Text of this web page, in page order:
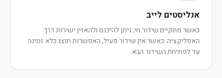
אנליסטים לייב
כאשר מתקיים שידור חי, ניתן להיכנס ולהאזין ישירות דרך
האפליקציה. כאשר אין שידור פעיל, האפשרות תוצג כלא זמינה
עד לפתיחת השידור הבא.